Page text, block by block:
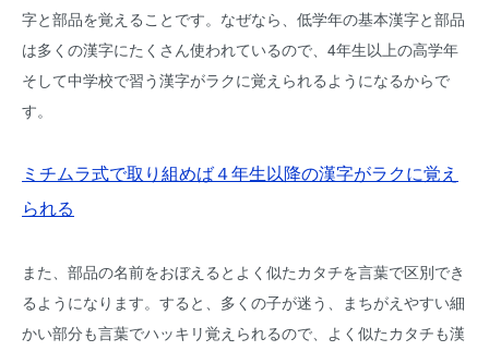
字と部品を覚えることです。なぜなら、低学年の基本漢字と部品
は多くの漢字にたくさん使われているので、4年生以上の高学年
そして中学校で習う漢字がラクに覚えられるようになるからで
す。
ミチムラ式で取り組めば４年生以降の漢字がラクに覚え
られる
また、部品の名前をおぼえるとよく似たカタチを言葉で区別でき
るようになります。すると、多くの子が迷う、まちがえやすい細
かい部分も言葉でハッキリ覚えられるので、よく似たカタチも漢